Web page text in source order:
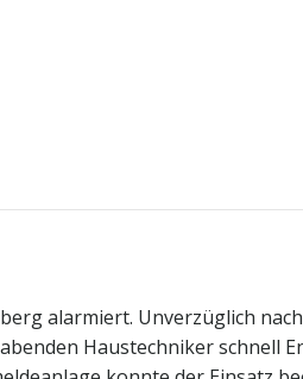
alarmiert. Unverzüglich
Haustechniker schnell